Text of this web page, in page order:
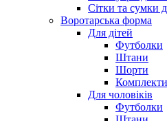
Сітки та сумки
Воротарська форма
Для дітей
Футболки
Штани
Шорти
Комплекти
Для чоловіків
Футболки